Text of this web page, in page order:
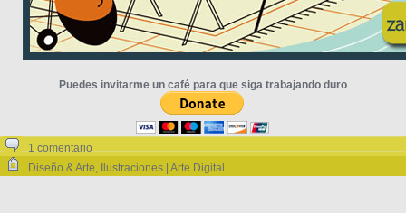
Puedes invitarme un café para que siga trabajando duro
1 comentario
Diseño & Arte, Ilustraciones | Arte Digital